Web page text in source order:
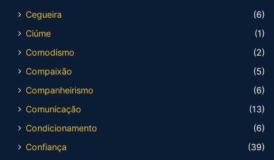
Cegueira
(6)
Ciúme
(1)
Comodismo
(2)
Compaixão
(5)
Companheirismo
(6)
Comunicação
(13)
Condicionamento
(6)
Confiança
(39)